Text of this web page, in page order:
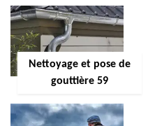
Nettoyage et pose de
gouttière 59